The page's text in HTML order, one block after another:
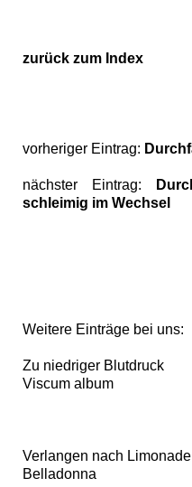
zurück zum Index
vorheriger Eintrag:
nächster Eintrag:
schleimig im Wechsel
Weitere Einträge bei uns:
Zu niedriger Blutdruck
Viscum album
Verlangen nach Limonade
Belladonna